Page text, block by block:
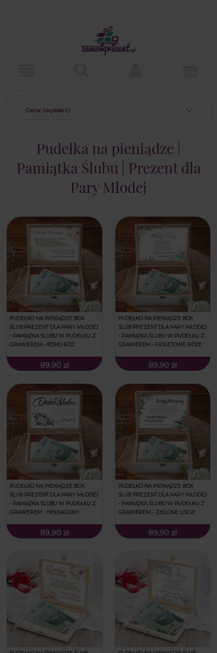
Cena: (wybierz)
Pudełka na pieniądze |
Pamiątka Ślubu | Prezent dla
Pary Młodej
PUDEŁKO NA PIENIĄDZE BOX
ŚLUB PREZENT DLA PARY MŁODEJ
- PAMIĄTKA ŚLUBU W PUDEŁKU Z
GRAWEREM - BOHO RÓŻ
89,90 zł
PUDEŁKO NA PIENIĄDZE BOX
ŚLUB PREZENT DLA PARY MŁODEJ
- PAMIĄTKA ŚLUBU W PUDEŁKU Z
GRAWEREM - FIOLETOWE RÓŻE
89,90 zł
PUDEŁKO NA PIENIĄDZE BOX
ŚLUB PREZENT DLA PARY MŁODEJ
- PAMIĄTKA ŚLUBU W PUDEŁKU Z
GRAWEREM - HEKSAGONY
89,90 zł
PUDEŁKO NA PIENIĄDZE BOX
ŚLUB PREZENT DLA PARY MŁODEJ
- PAMIĄTKA ŚLUBU W PUDEŁKU Z
GRAWEREM - ZIELONE LIŚCIE
89,90 zł